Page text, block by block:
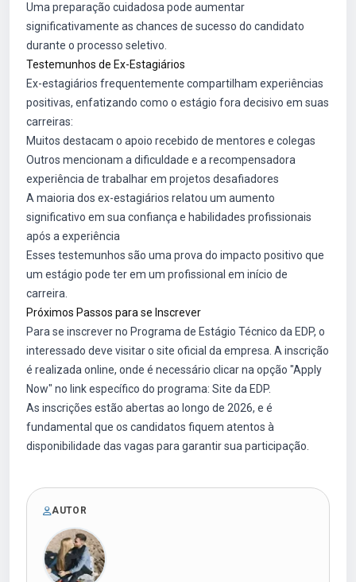
Uma preparação cuidadosa pode aumentar
significativamente as chances de sucesso do candidato
durante o processo seletivo.
Testemunhos de Ex-Estagiários
Ex-estagiários frequentemente compartilham experiências
positivas, enfatizando como o estágio fora decisivo em suas
carreiras:
Muitos destacam o apoio recebido de mentores e colegas
Outros mencionam a dificuldade e a recompensadora
experiência de trabalhar em projetos desafiadores
A maioria dos ex-estagiários relatou um aumento
significativo em sua confiança e habilidades profissionais
após a experiência
Esses testemunhos são uma prova do impacto positivo que
um estágio pode ter em um profissional em início de
carreira.
Próximos Passos para se Inscrever
Para se inscrever no Programa de Estágio Técnico da EDP, o
interessado deve visitar o site oficial da empresa. A inscrição
é realizada online, onde é necessário clicar na opção "Apply
Now" no link específico do programa: Site da EDP.
As inscrições estão abertas ao longo de 2026, e é
fundamental que os candidatos fiquem atentos à
disponibilidade das vagas para garantir sua participação.
AUTOR